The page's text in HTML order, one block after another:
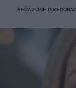
inevitabili
di New York,
basta. Dobbiamo
REDAZIONE DIREDONNA